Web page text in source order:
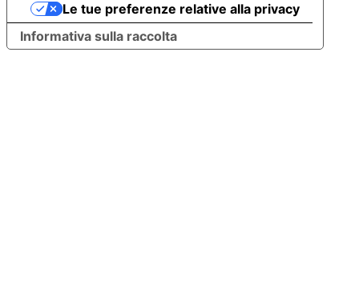
Informativa sulla raccolta
Le tue preferenze relative alla privacy